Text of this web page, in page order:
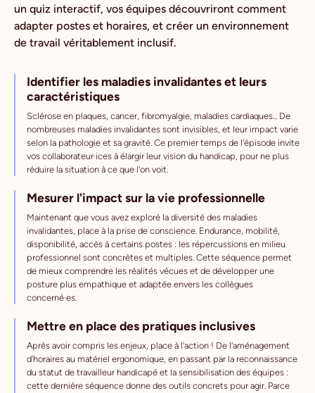
un quiz interactif, vos équipes découvriront comment
adapter postes et horaires, et créer un environnement
de travail véritablement inclusif.
Identifier les maladies invalidantes et leurs
caractéristiques
Sclérose en plaques, cancer, fibromyalgie, maladies cardiaques... De
nombreuses maladies invalidantes sont invisibles, et leur impact varie
selon la pathologie et sa gravité. Ce premier temps de l'épisode invite
vos collaborateur·ices à élargir leur vision du handicap, pour ne plus
réduire la situation à ce que l'on voit.
Mesurer l'impact sur la vie professionnelle
Maintenant que vous avez exploré la diversité des maladies
invalidantes, place à la prise de conscience. Endurance, mobilité,
disponibilité, accès à certains postes : les répercussions en milieu
professionnel sont concrètes et multiples. Cette séquence permet
de mieux comprendre les réalités vécues et de développer une
posture plus empathique et adaptée envers les collègues
concerné·es.
Mettre en place des pratiques inclusives
Après avoir compris les enjeux, place à l'action ! De l'aménagement
d'horaires au matériel ergonomique, en passant par la reconnaissance
du statut de travailleur handicapé et la sensibilisation des équipes :
cette dernière séquence donne des outils concrets pour agir. Parce